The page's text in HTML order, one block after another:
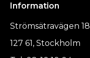
Information
Strömsätravägen 18
127 61, Stockholm